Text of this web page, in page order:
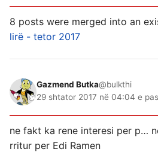
8 posts were merged into an
lirë - tetor 2017
Gazmend Butka@bulkthi
29 shtator 2017 në 04:04 e
ne fakt ka rene interesi per p…
rritur per Edi Ramen